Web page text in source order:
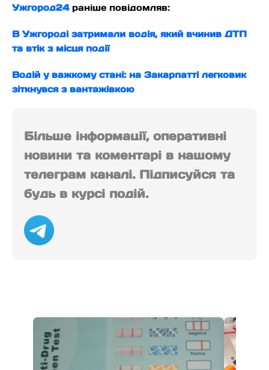
Ужгород24раніше повідомляв:
В Ужгороді затримали водія, який вчинив ДТП
та втік з місця події
Водій у важкому стані: на Закарпатті легковик
зіткнувся з вантажівкою
Більше інформації, оперативні
новини та коментарі в нашому
телеграм каналі. Підписуйся та
будь в курсі подій.